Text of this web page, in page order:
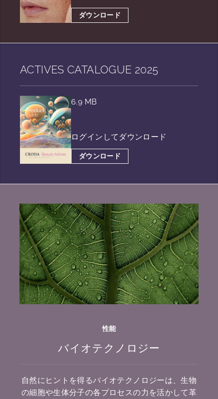
ダウンロード
ACTIVES CATALOGUE 2025
6.9 MB
ログインしてダウンロード
ダウンロード
性能
バイオテクノロジー
自然にヒントを得るバイオテクノロジーは、生物
の細胞や生体分子の各プロセスの力を活かして革